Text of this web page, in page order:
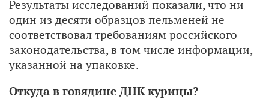
Результаты исследований показали, что ни
один из десяти образцов пельменей не
соответствовал требованиям российского
законодательства, в том числе информации,
указанной на упаковке.
Откуда в говядине ДНК курицы?